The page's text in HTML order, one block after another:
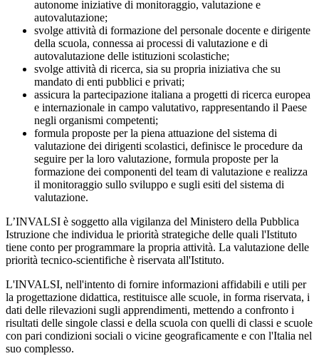
autonome iniziative di monitoraggio, valutazione e
autovalutazione;
svolge attività di formazione del personale docente e dirigente
della scuola, connessa ai processi di valutazione e di
autovalutazione delle istituzioni scolastiche;
svolge attività di ricerca, sia su propria iniziativa che su
mandato di enti pubblici e privati;
assicura la partecipazione italiana a progetti di ricerca europea
e internazionale in campo valutativo, rappresentando il Paese
negli organismi competenti;
formula proposte per la piena attuazione del sistema di
valutazione dei dirigenti scolastici, definisce le procedure da
seguire per la loro valutazione, formula proposte per la
formazione dei componenti del team di valutazione e realizza
il monitoraggio sullo sviluppo e sugli esiti del sistema di
valutazione.
L’INVALSI è soggetto alla vigilanza del Ministero della Pubblica
Istruzione che individua le priorità strategiche delle quali l'Istituto
tiene conto per programmare la propria attività. La valutazione delle
priorità tecnico-scientifiche è riservata all'Istituto.
L'INVALSI, nell'intento di fornire informazioni affidabili e utili per
la progettazione didattica, restituisce alle scuole, in forma riservata, i
dati delle rilevazioni sugli apprendimenti, mettendo a confronto i
risultati delle singole classi e della scuola con quelli di classi e scuole
con pari condizioni sociali o vicine geograficamente e con l'Italia nel
suo complesso.